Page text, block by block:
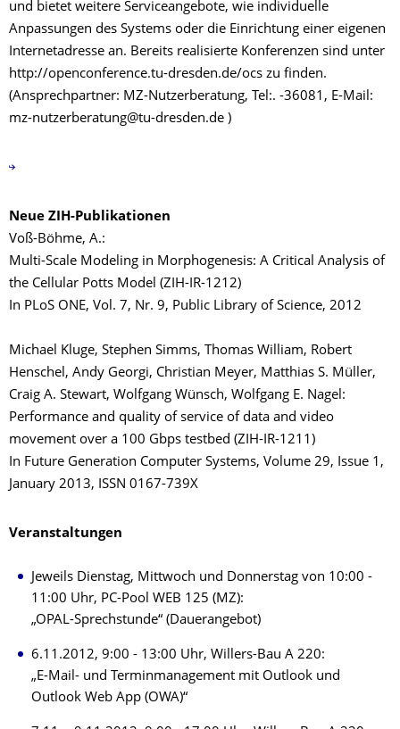
und bietet weitere Serviceangebote, wie individuelle
Anpassungen des Systems oder die Einrichtung einer eigenen
Internetadresse an. Bereits realisierte Konferenzen sind unter
http://openconference.tu-dresden.de/ocs zu finden.
(Ansprechpartner: MZ-Nutzerberatung, Tel:. -36081, E-Mail:
mz-nutzerberatung@tu-dresden.de )
Neue ZIH-Publikationen
Voß-Böhme, A.:
Multi-Scale Modeling in Morphogenesis: A Critical Analysis of
the Cellular Potts Model (ZIH-IR-1212)
In PLoS ONE, Vol. 7, Nr. 9, Public Library of Science, 2012
Michael Kluge, Stephen Simms, Thomas William, Robert
Henschel, Andy Georgi, Christian Meyer, Matthias S. Müller,
Craig A. Stewart, Wolfgang Wünsch, Wolfgang E. Nagel:
Performance and quality of service of data and video
movement over a 100 Gbps testbed (ZIH-IR-1211)
In Future Generation Computer Systems, Volume 29, Issue 1,
January 2013, ISSN 0167-739X
Veranstaltungen
Jeweils Dienstag, Mittwoch und Donnerstag von 10:00 -
11:00 Uhr, PC-Pool WEB 125 (MZ):
„OPAL-Sprechstunde“ (Dauerangebot)
6.11.2012, 9:00 - 13:00 Uhr, Willers-Bau A 220:
„E-Mail- und Terminmanagement mit Outlook und
Outlook Web App (OWA)“